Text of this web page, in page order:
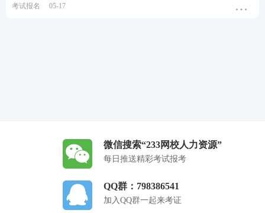
考试报名 05-17
微信搜索“233网校人力资源”
每日推送精彩考试报考
QQ群：798386541
加入QQ群一起来考证